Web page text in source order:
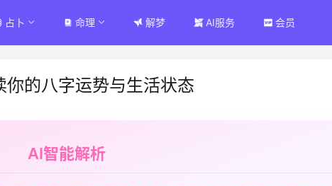
占卜 命理 解梦 AI服务 会员
你的八字运势与生活状态
AI智能解析